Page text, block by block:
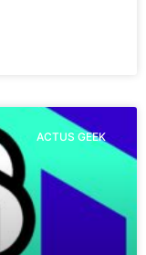
ACTUS GEEK